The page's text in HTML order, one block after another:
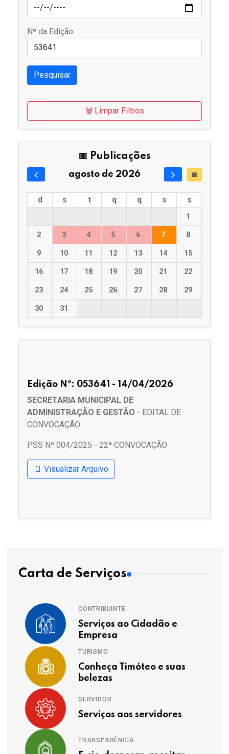
Nº da Edição
Pesquisar
🗑️ Limpar Filtros
📅 Publicações
agosto de 2026 📅
d s t q q s s
1
2 3 4 5 6 7 8
9 10 11 12 13 14 15
16 17 18 19 20 21 22
23 24 25 26 27 28 29
30 31
Edição Nº: 053641 - 14/04/2026
SECRETARIA MUNICIPAL DE
ADMINISTRAÇÃO E GESTÃO - EDITAL DE
CONVOCAÇÃO
PSS Nº 004/2025 - 22ª CONVOCAÇÃO
📄 Visualizar Arquivo
Carta de Serviços
CONTRIBUINTE
Serviços ao Cidadão e
Empresa
TURISMO
Conheça Timóteo e suas
belezas
SERVIDOR
Serviços aos servidores
TRANSPARÊNCIA